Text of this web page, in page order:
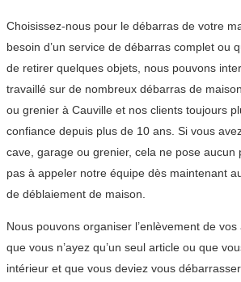
Choisissez-nous pour le débarras de votre
besoin d’un service de débarras complet ou
de retirer quelques objets, nous pouvons
travaillé sur de nombreux débarras de
ou grenier à Cauville et nos clients toujours
confiance depuis plus de 10 ans. Si vous
cave, garage ou grenier, cela ne pose aucun
pas à appeler notre équipe dès maintenant
de déblaiement de maison.
Nous pouvons organiser l’enlèvement de
que vous n’ayez qu’un seul article ou que
intérieur et que vous deviez vous débarrasser